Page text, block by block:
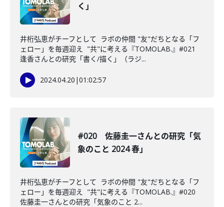
く」
井桁弘恵がチーフとして ラボの仲間 "友"だちとなる「フ
ェロー」を毎週迎え "共"に考える『TOMOLAB.』#021
逢香さんとの研究「書く/描く」（ラジ...
2024.04.20 |01:02:57
#020 佐藤圭一さんとの研究「気
象のこと 2024 春」
井桁弘恵がチーフとして ラボの仲間 "友"だちとなる「フ
ェロー」を毎週迎え "共"に考える『TOMOLAB.』#020
佐藤圭一さんとの研究「気象のこと 2...